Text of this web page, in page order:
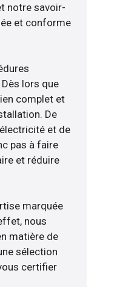
notre savoir-
et conforme
lors que
complet et
De
et de
pas à faire
et réduire
marquée
nous
matière de
sélection
certifier